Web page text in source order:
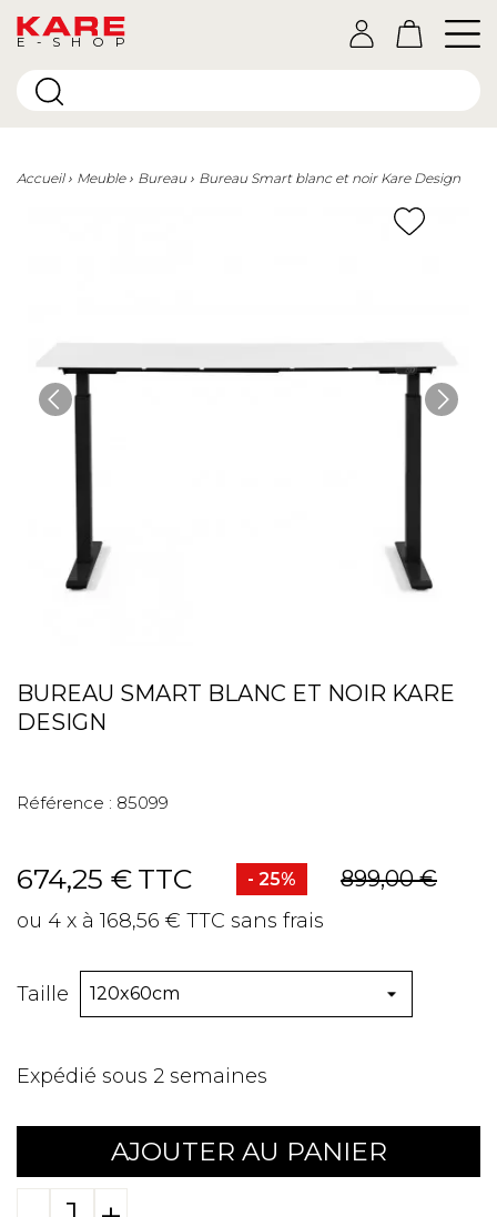
E-SHOP
Accueil Meuble Bureau Bureau Smart blanc et noir Kare Design
BUREAU SMART BLANC ET NOIR KARE
DESIGN
Référence : 85099
674,25 € TTC - 25% 899,00 €
ou 4 x à 168,56 € TTC sans frais
Taille
Expédié sous 2 semaines
AJOUTER AU PANIER